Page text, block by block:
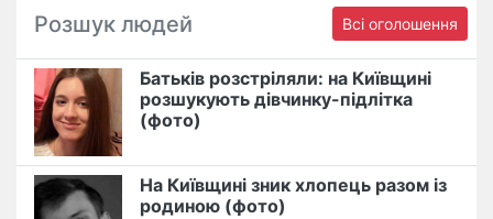
Розшук людей Всі оголошення
Батьків розстріляли: на Київщині
розшукують дівчинку-підлітка
(фото)
На Київщині зник хлопець разом із
родиною (фото)